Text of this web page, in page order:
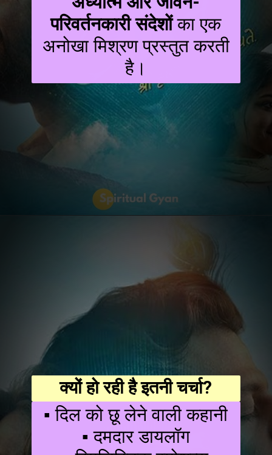
परिवर्तनकारी संदेशोंका एक
अनोखा मिश्रण प्रस्तुत करती
है।
क्यों हो रही है इतनी चर्चा?
▪ दिल को छू लेने वाली कहानी
▪ दमदार डायलॉग